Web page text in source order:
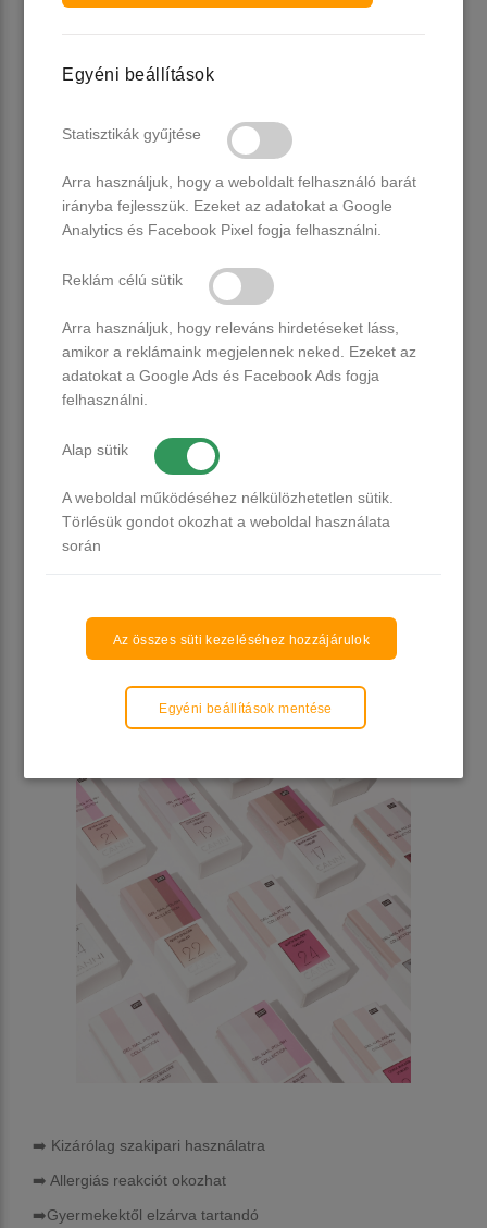
Kitűnő tapadás– minimalizálja a levegősödés és felválás
esélyét
Tökéletes az ecsetes felhordáshoz
új szint a szalonmunkában. Megbízható társ a rohanós
napokon, és egyben lehetőség arra, hogy
szintű végeredményt nyújts vendégeidnek –
kompromisszumok nélkül.
➡️ Kizárólag szakipari használatra
➡️ Allergiás reakciót okozhat
➡️Gyermekektől elzárva tartandó
Egyéni beállítások
Statisztikák gyűjtése
Arra használjuk, hogy a weboldalt felhasználó barát
irányba fejlesszük. Ezeket az adatokat a Google
Analytics és Facebook Pixel fogja felhasználni.
Reklám célú sütik
Arra használjuk, hogy releváns hirdetéseket láss,
amikor a reklámaink megjelennek neked. Ezeket az
adatokat a Google Ads és Facebook Ads fogja
felhasználni.
Alap sütik
A weboldal működéséhez nélkülözhetetlen sütik.
Törlésük gondot okozhat a weboldal használata
során
Az összes süti kezeléséhez hozzájárulok
Egyéni beállítások mentése